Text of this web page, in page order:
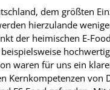
dem größten
hierzulande
der heimischen E-
waren für uns ein
Kernkompetenzen von